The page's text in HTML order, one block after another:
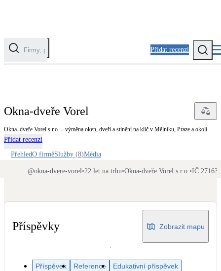
Přidat recenzi
Solární ohřev vody
Klimatizace pro vytápění
Na přípravu teplé vody i přitápění
Okna-dveře Vorel
Okna–dveře Vorel s.r.o. – výměna oken, dveří a stínění na klíč v Mělníku, Praze a okolí.
Přidat recenzi
PřehledO firměSlužby (8)Média
@okna-dvere-vorel•22 let na trhu•Okna-dveře Vorel s.r.o.•IČ
Příspěvky Zobrazit mapu
Příspěvek Reference
Edukativní příspěvek